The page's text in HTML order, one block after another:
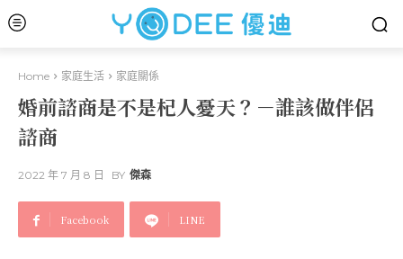
Home 家庭生活 家庭關係
婚前諮商是不是杞人憂天？－誰該做伴侶
諮商
2022 年 7 月 8 日 BY 傑森
Facebook LINE